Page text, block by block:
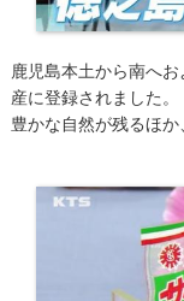
鹿児島本土から南へ
産に登録されました。
豊かな自然が残るほか